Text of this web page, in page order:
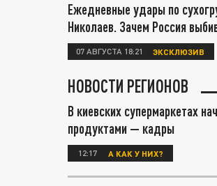
Ежедневные удары по
Николаев. Зачем Россия
07 АВГУСТА 18:21 ЭКСКЛЮЗИВ
НОВОСТИ РЕГИОНОВ
В киевских супермаркетах
продуктами — кадры
12:17 А КАК У НИХ?